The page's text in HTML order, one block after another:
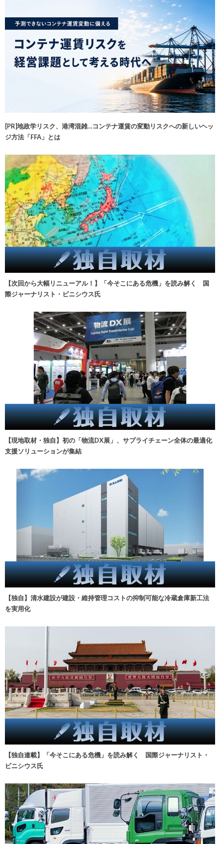
[PR]地政学リスク、港湾混雑…コンテナ運賃の変動リスクへの新しいヘッ
ジ方法「FFA」とは
【次回から大幅リニューアル！】「今そこにある危機」を読み解く 国
際ジャーナリスト・ビニシウス氏
【現地取材・独自】初の「物流DX展」、サプライチェーン全体の最適化
支援ソリューションが集結
【独自】清水建設が建設・維持管理コストの抑制可能な冷蔵倉庫新工法
を実用化
【独自連載】「今そこにある危機」を読み解く 国際ジャーナリスト・
ビニシウス氏